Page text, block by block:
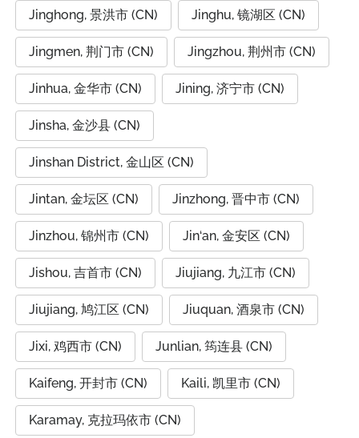
Jinghong, 景洪市 (CN) Jinghu, 镜湖区 (CN)
Jingmen, 荆门市 (CN) Jingzhou, 荆州市 (CN)
Jinhua, 金华市 (CN) Jining, 济宁市 (CN)
Jinsha, 金沙县 (CN)
Jinshan District, 金山区 (CN)
Jintan, 金坛区 (CN) Jinzhong, 晋中市 (CN)
Jinzhou, 锦州市 (CN) Jin‘an, 金安区 (CN)
Jishou, 吉首市 (CN) Jiujiang, 九江市 (CN)
Jiujiang, 鸠江区 (CN) Jiuquan, 酒泉市 (CN)
Jixi, 鸡西市 (CN) Junlian, 筠连县 (CN)
Kaifeng, 开封市 (CN) Kaili, 凯里市 (CN)
Karamay, 克拉玛依市 (CN)